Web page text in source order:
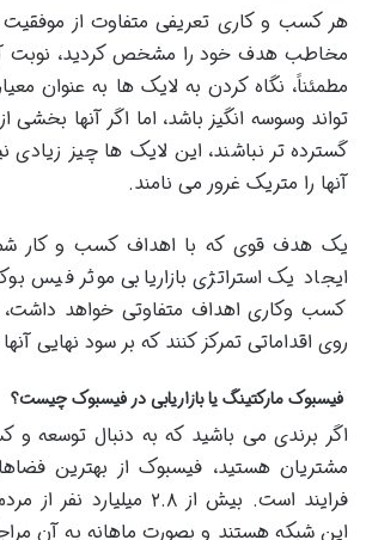
هر کسب و کاری تعریفی متفاوت از
مخاطب هدف خود را مشخص کردید، نوبت
مطمئناً، نگاه کردن به لایک ها به عنوان
تواند وسوسه انگیز باشد، اما اگر آنها بخشی
گسترده تر نباشند، این لایک ها چیز زیادی
آنها را متریک غرور می نامند.
یک هدف قوی که با اهداف کسب و کار
ایجاد یک استراتژی بازاریابی موثر
کسب وکاری اهداف متفاوتی خواهد داشت،
روی اقداماتی تمرکز کنند که بر سود نهایی
فیسبوک مارکتینگ یا بازاریابی در فیسبوک چیست؟
اگر برندی می باشید که به دنبال توسعه
مشتریان هستید، فیسبوک از بهترین
فرایند است. بیش از ۲.۸
این شبکه هستند و بصورت ماهانه به آن